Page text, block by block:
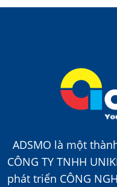
ADSMO là một
CÔNG TY TNHH
phát triển CÔNG